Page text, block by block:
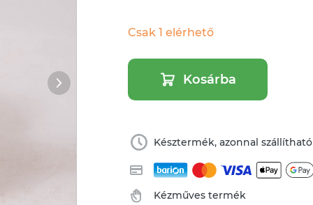
Csak 1 elérhető
Kosárba
Késztermék, azonnal szállítható
Kézműves termék